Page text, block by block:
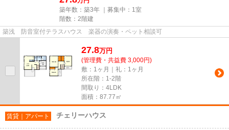
築年数：築3年 ｜募集中： 1室
階数：2階建
築浅 防音室付テラスハウス 楽器の演奏・ペット相談可
27.8万円
(管理費・共益費 3,000円)
敷：1ヶ月｜礼：1ヶ月
所在階：1-2階
間取り：4LDK
面積：87.77㎡
賃貸｜アパート チェリーハウス